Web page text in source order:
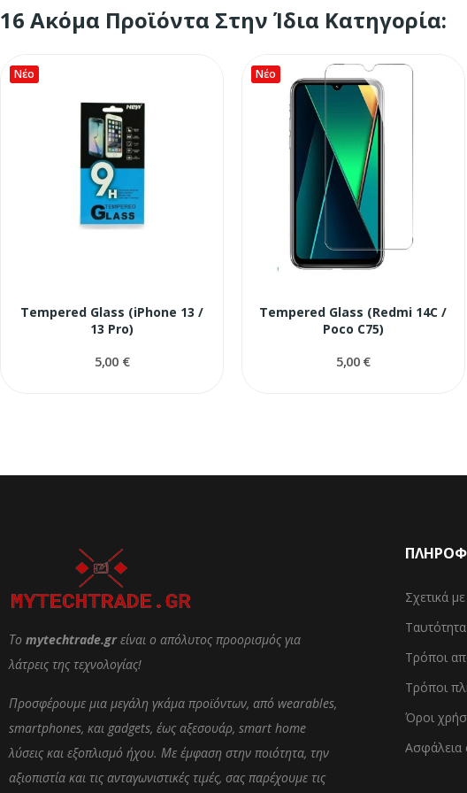
16 Ακόμα Προϊόντα Στην Ίδια Κατηγορία:
Νέο
Tempered Glass (iPhone 13 /
13 Pro)
5,00 €
Νέο
Tempered Glass (Redmi 14C /
Poco C75)
5,00 €
Το mytechtrade.grείναι ο απόλυτος προορισμός για
λάτρεις της τεχνολογίας!
Προσφέρουμε μια μεγάλη γκάμα προϊόντων, από wearables,
smartphones, και gadgets, έως αξεσουάρ, smart home
λύσεις και εξοπλισμό ήχου. Με έμφαση στην ποιότητα, την
αξιοπιστία και τις ανταγωνιστικές τιμές, σας παρέχουμε τις
Σχετικά
Τρόποι
Τρόποι
Όροι